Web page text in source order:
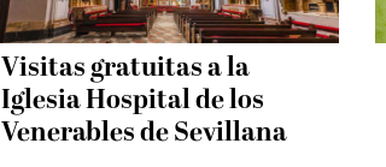
Visitas gratuitas a la
Iglesia Hospital de los
Venerables de Sevillana